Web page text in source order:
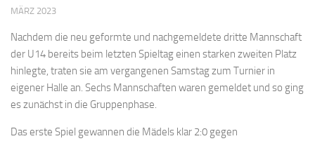
MÄRZ 2023
Nachdem die neu geformte und nachgemeldete dritte Mannschaft
der U14 bereits beim letzten Spieltag einen starken zweiten Platz
hinlegte, traten sie am vergangenen Samstag zum Turnier in
eigener Halle an. Sechs Mannschaften waren gemeldet und so ging
es zunächst in die Gruppenphase.
Das erste Spiel gewannen die Mädels klar 2:0 gegen